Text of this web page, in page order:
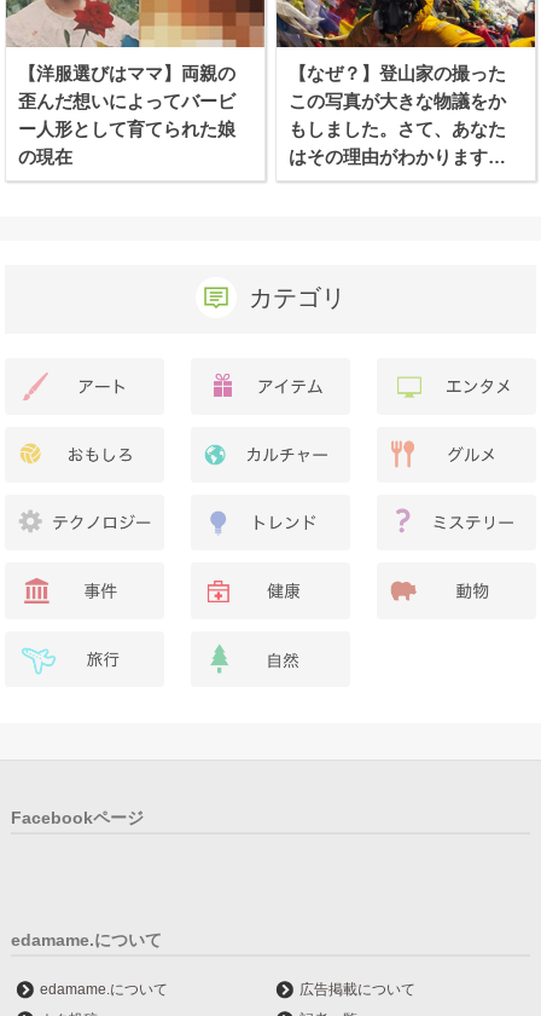
【洋服選びはママ】両親の
歪んだ想いによってバービ
ー人形として育てられた娘
の現在
【なぜ？】登山家の撮った
この写真が大きな物議をか
もしました。さて、あなた
はその理由がわかります
か？
カテゴリ
Facebookページ
edamame.について
edamame.について
広告掲載について